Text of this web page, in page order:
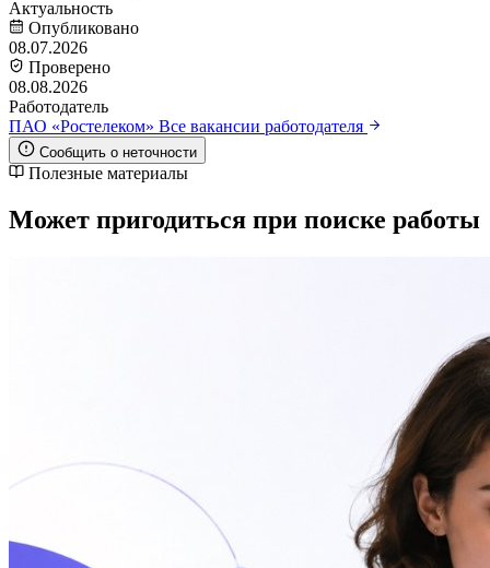
Актуальность
Опубликовано
08.07.2026
Проверено
08.08.2026
Работодатель
ПАО «Ростелеком» Все вакансии работодателя
Сообщить о неточности
Полезные материалы
Может пригодиться при поиске работы